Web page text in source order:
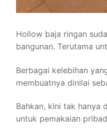
Hollow baja ringan
bangunan. Terutama
Berbagai kelebihan
membuatnya dinilai
Bahkan, kini tak hanya
untuk pemakaian